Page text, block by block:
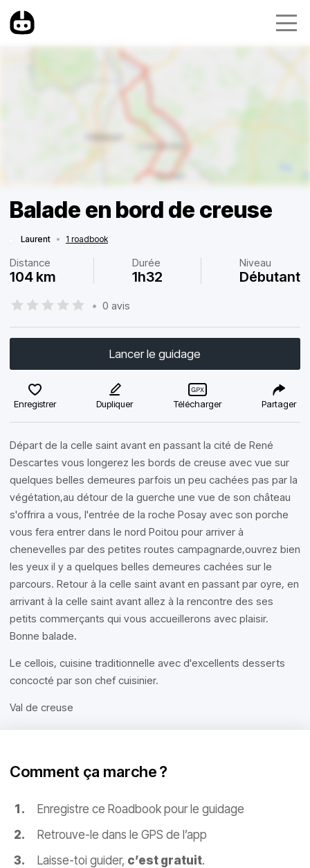
Balade en bord de creuse
Laurent • 1 roadbook
Distance
104 km
Durée
1h32
Niveau
Débutant
• 0 avis
Lancer le guidage
Enregistrer Dupliquer Télécharger Partager
Départ de la celle saint avant en passant la cité de René
Descartes vous longerez les bords de creuse avec vue sur
quelques belles demeures parfois un peu cachées pas par la
végétation,au détour de la guerche une vue de son château
s'offrira a vous, l'entrée de la roche Posay avec son porche
vous fera entrer dans le nord Poitou pour arriver à
chenevelles par des petites routes campagnarde,ouvrez bien
les yeux il y a quelques belles demeures cachées sur le
parcours. Retour à la celle saint avant en passant par oyre, en
arrivant à la celle saint avant allez à la rencontre des ses
petits commerçants qui vous accueillerons avec plaisir.
Bonne balade.
Le cellois, cuisine traditionnelle avec d'excellents desserts
concocté par son chef cuisinier.
Val de creuse
Comment ça marche ?
Enregistre ce Roadbook pour le guidage
Retrouve-le dans le GPS de l’app
Laisse-toi guider, c’est gratuit.